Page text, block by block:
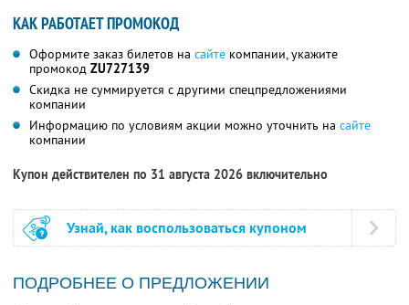
КАК РАБОТАЕТ ПРОМОКОД
Оформите заказ билетов на сайте компании, укажите
промокод ZU727139
Скидка не суммируется с другими спецпредложениями
компании
Информацию по условиям акции можно уточнить на сайте
компании
Купон действителен по 31 августа 2026 включительно
Узнай, как воспользоваться купоном
ПОДРОБНЕЕ О ПРЕДЛОЖЕНИИ